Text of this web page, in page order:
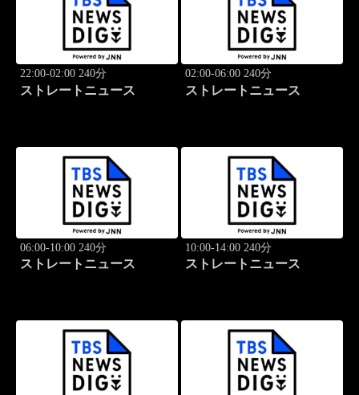
22:00-02:00 240分
ストレートニュース
02:00-06:00 240分
ストレートニュース
06:00-10:00 240分
ストレートニュース
10:00-14:00 240分
ストレートニュース